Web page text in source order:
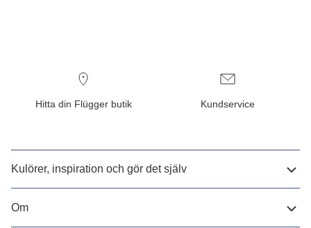
Hitta din Flügger butik Kundservice
Kulörer, inspiration och gör det själv
Om